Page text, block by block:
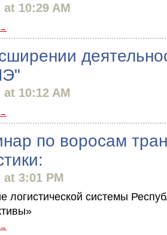
at 10:29 AM
→
at 10:12 AM
→
по воросам
at 3:01 PM
логистической системы
→